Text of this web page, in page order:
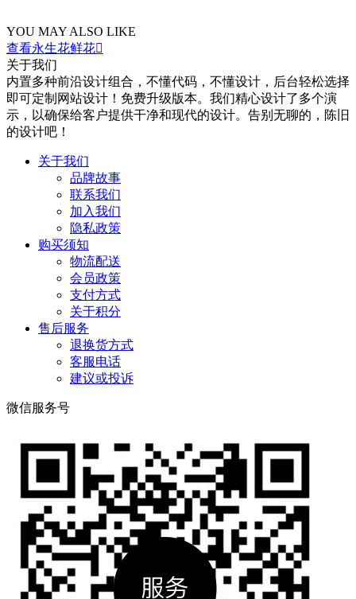
YOU MAY ALSO LIKE
查看永生花鲜花
关于我们
内置多种前沿设计组合，不懂代码，不懂设计，后台轻松选择
即可定制网站设计！免费升级版本。我们精心设计了多个演
示，以确保给客户提供干净和现代的设计。告别无聊的，陈旧
的设计吧！
关于我们
品牌故事
联系我们
加入我们
隐私政策
购买须知
物流配送
会员政策
支付方式
关于积分
售后服务
退换货方式
客服电话
建议或投诉
微信服务号